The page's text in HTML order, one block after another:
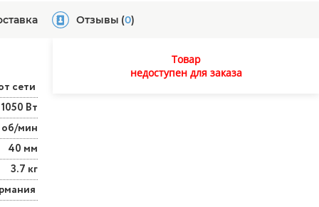
Отзывы (0)
сети
1050 Вт
мин
40 мм
3.7 кг
Товар
недоступен для заказа